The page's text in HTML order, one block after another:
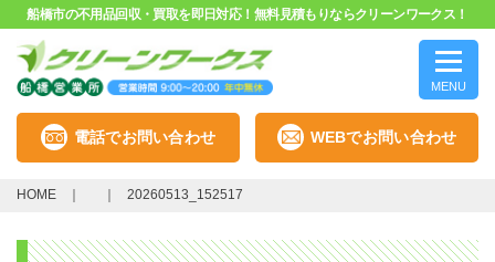
船橋市の不用品回収・買取を即日対応！無料見積もりならクリーンワークス！
MENU
電話でお問い合わせ WEBでお問い合わせ
HOME 20260513_152517